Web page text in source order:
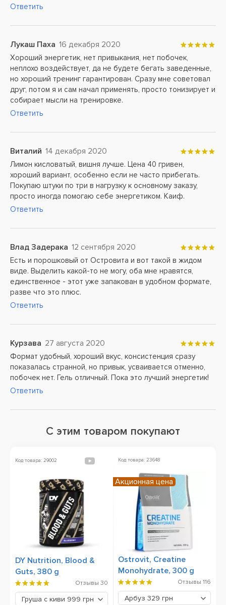
Ответить
Лукаш Паха 16 декабря 2020
Хороший энергетик, нет привыкания, нет побочек,
неплохо воздействует, да не будете бегать заведенные,
но хороший тренинг гарантирован. Сразу мне советовал
друг, потом я и сам начал применять, просто тонизирует и
собирает мысли на тренировке.
Ответить
Виталий 14 декабря 2020
Лимон кисловатый, вишня лучше. Цена 40 гривен,
хороший вариант, особенно если не часто прибегать.
Покупаю штуки по три в нагрузку к основному заказу,
просто иногда помогаю себе энергетиком. Каиф.
Ответить
Влад Задерака 12 сентября 2020
Есть и порошковый от Островита и вот такой в жидом
виде. Выделить какой-то не могу, оба мне нравятся,
единственное - этот уже запакован в удобном формате,
разве что это плюс.
Ответить
Курзава 27 августа 2020
Формат удобный, хороший вкус, консистенция сразу
показалась странной, но привык, усваивается отменно,
побочек нет. Гель отличный. Пока это лучший энергетик!
Ответить
С этим товаром покупают
Код товара: 29002
DY Nutrition, Blood &
Guts, 380 g
Отзывы 30
Груша с киви 999 грн
Код товара: 23648
Ostrovit, Creatine
Monohydrate, 300 g
Отзывы 116
Арбуз 329 грн
Акционная цена